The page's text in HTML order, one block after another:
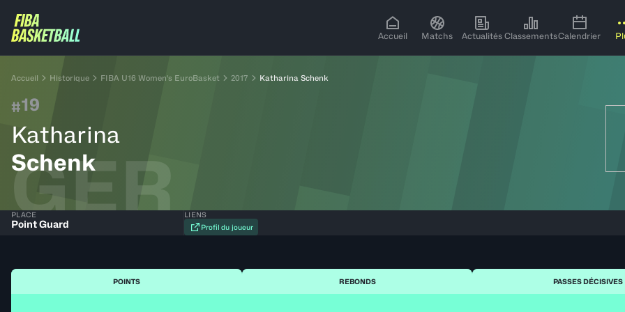
Accueil Matchs Actualités ClassementsCalendrier
Accueil Historique FIBA U16 Women's EuroBasket 2017 Katharina Schenk
#19
Katharina
Schenk
GER
PLACE
Point Guard
LIENS
Profil du joueur
POINTS REBONDS PASSES DÉCISIVES